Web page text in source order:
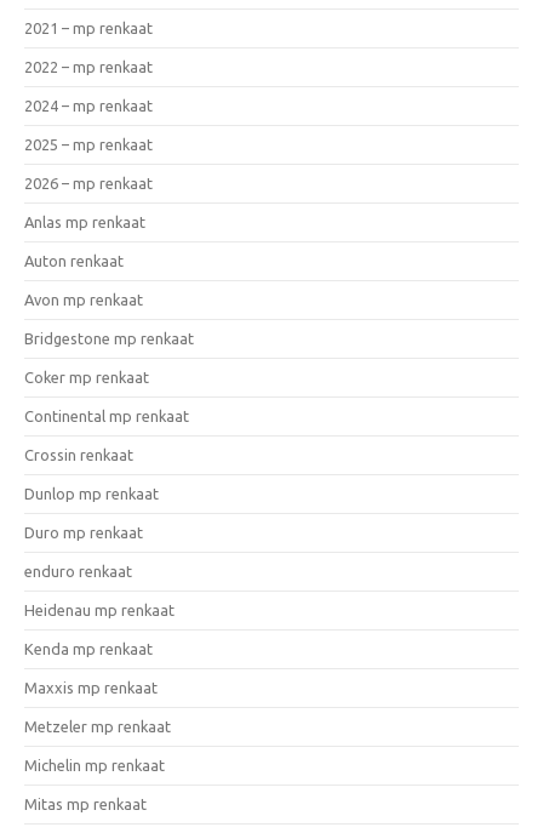
2021 – mp renkaat
2022 – mp renkaat
2024 – mp renkaat
2025 – mp renkaat
2026 – mp renkaat
Anlas mp renkaat
Auton renkaat
Avon mp renkaat
Bridgestone mp renkaat
Coker mp renkaat
Continental mp renkaat
Crossin renkaat
Dunlop mp renkaat
Duro mp renkaat
enduro renkaat
Heidenau mp renkaat
Kenda mp renkaat
Maxxis mp renkaat
Metzeler mp renkaat
Michelin mp renkaat
Mitas mp renkaat